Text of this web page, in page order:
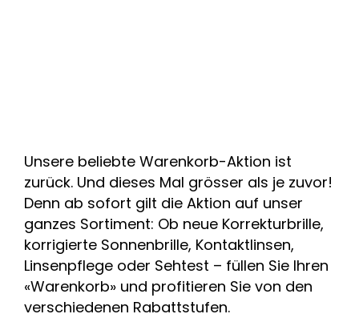
Unsere beliebte Warenkorb-Aktion ist
zurück. Und dieses Mal grösser als je zuvor!
Denn ab sofort gilt die Aktion auf unser
ganzes Sortiment: Ob neue Korrekturbrille,
korrigierte Sonnenbrille, Kontaktlinsen,
Linsenpflege oder Sehtest – füllen Sie Ihren
«Warenkorb» und profitieren Sie von den
verschiedenen Rabattstufen.